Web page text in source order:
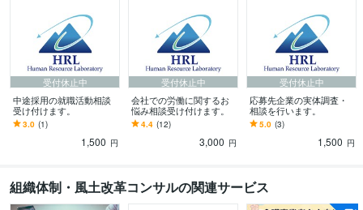
受付休止中
中途採用の就職活動相談
受け付けます。
3.0 (1)
1,500 円
受付休止中
会社での労働に関するお
悩み相談受け付けます。
4.4 (12)
3,000 円
受付休止中
応募先企業の実体調査・
相談を行います。
5.0 (3)
1,500 円
組織体制・風土改革コンサルの関連サービス